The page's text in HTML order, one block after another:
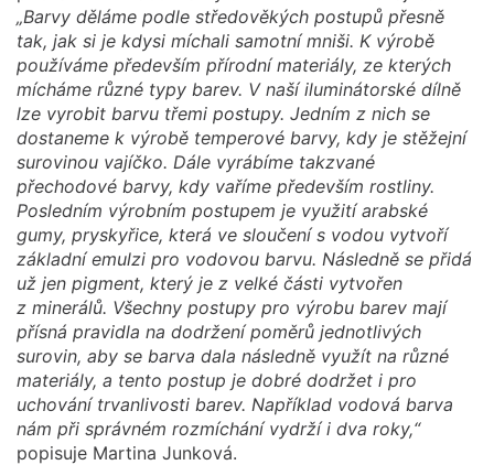
„Barvy děláme podle středověkých postupů přesně
tak, jak si je kdysi míchali samotní mniši. K výrobě
používáme především přírodní materiály, ze kterých
mícháme různé typy barev. V naší iluminátorské dílně
lze vyrobit barvu třemi postupy. Jedním z nich se
dostaneme k výrobě temperové barvy, kdy je stěžejní
surovinou vajíčko. Dále vyrábíme takzvané
přechodové barvy, kdy vaříme především rostliny.
Posledním výrobním postupem je využití arabské
gumy, pryskyřice, která ve sloučení s vodou vytvoří
základní emulzi pro vodovou barvu. Následně se přidá
už jen pigment, který je z velké části vytvořen
z minerálů. Všechny postupy pro výrobu barev mají
přísná pravidla na dodržení poměrů jednotlivých
surovin, aby se barva dala následně využít na různé
materiály, a tento postup je dobré dodržet i pro
uchování trvanlivosti barev. Například vodová barva
nám při správném rozmíchání vydrží i dva roky,“
popisuje Martina Junková.